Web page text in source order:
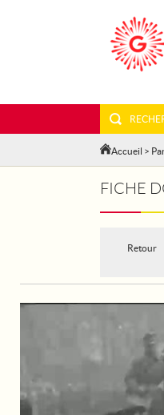
Accueil >
FICHE
Retour